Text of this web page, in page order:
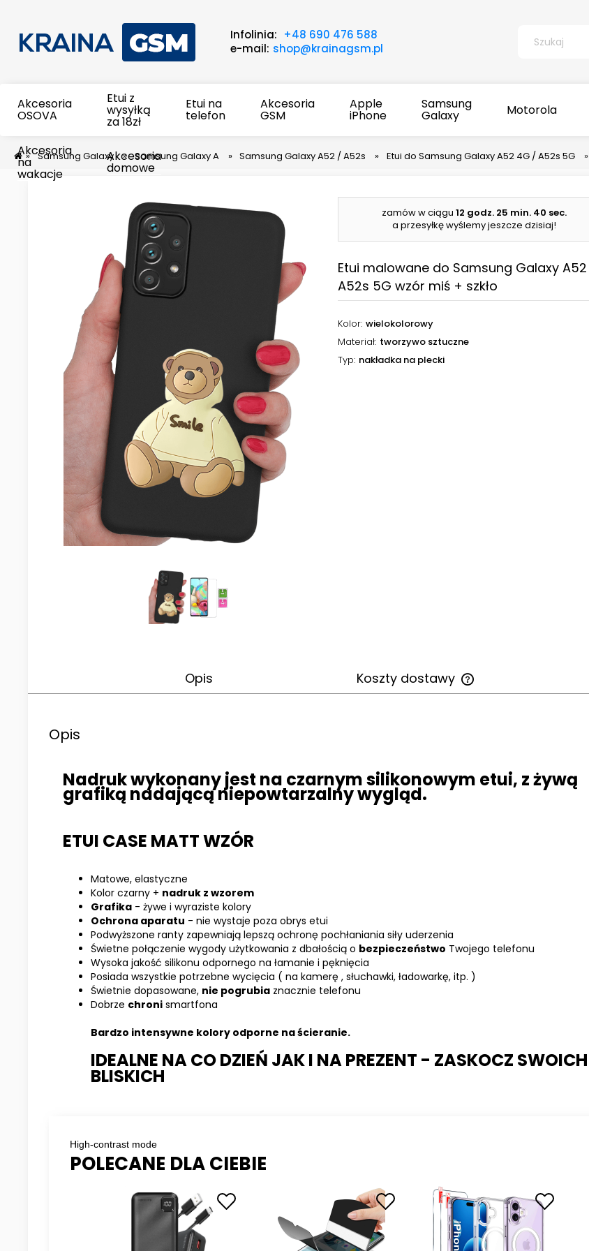
Infolinia: +48 690 476 588
e-mail: shop@krainagsm.pl
Akcesoria
OSOVA
Etui z
wysyłką
za 18zł
Etui na
telefon
Akcesoria
GSM
Apple
iPhone
Samsung
Galaxy Motorola
Akcesoria
na
wakacje
Akcesoria
domowe
» Samsung Galaxy » Samsung Galaxy A » Samsung Galaxy A52 / A52s » Etui do Samsung Galaxy A52 4G / A52s 5G »
zamów w ciągu 12 godz. 25 min. 40 sec.
a przesyłkę wyślemy jeszcze dzisiaj!
Etui malowane do Samsung Galaxy A52
A52s 5G wzór miś + szkło
Kolor wielokolorowy
Materiał tworzywo sztuczne
Typ nakładka na plecki
Opis Koszty dostawy
Opis
Nadruk wykonany jest na czarnym silikonowym etui, z żywą
grafiką nadającą niepowtarzalny wygląd.
ETUI CASE MATT WZÓR
Matowe, elastyczne
Kolor czarny + nadruk z wzorem
Grafika - żywe i wyraziste kolory
Ochrona aparatu - nie wystaje poza obrys etui
Podwyższone ranty zapewniają lepszą ochronę pochłaniania siły uderzenia
Świetne połączenie wygody użytkowania z dbałością o bezpieczeństwo Twojego telefonu
Wysoka jakość silikonu odpornego na łamanie i pęknięcia
Posiada wszystkie potrzebne wycięcia ( na kamerę , słuchawki, ładowarkę, itp. )
Świetnie dopasowane, nie pogrubia znacznie telefonu
Dobrze chroni smartfona
Bardzo intensywne kolory odporne na ścieranie.
IDEALNE NA CO DZIEŃ JAK I NA PREZENT - ZASKOCZ SWOICH
BLISKICH
High-contrast mode
POLECANE DLA CIEBIE